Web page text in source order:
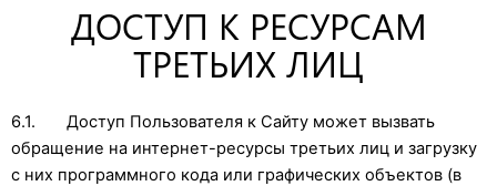
ДОСТУП К РЕСУРСАМ
ТРЕТЬИХ ЛИЦ
6.1. Доступ Пользователя к Сайту может вызвать
обращение на интернет-ресурсы третьих лиц и загрузку
с них программного кода или графических объектов (в